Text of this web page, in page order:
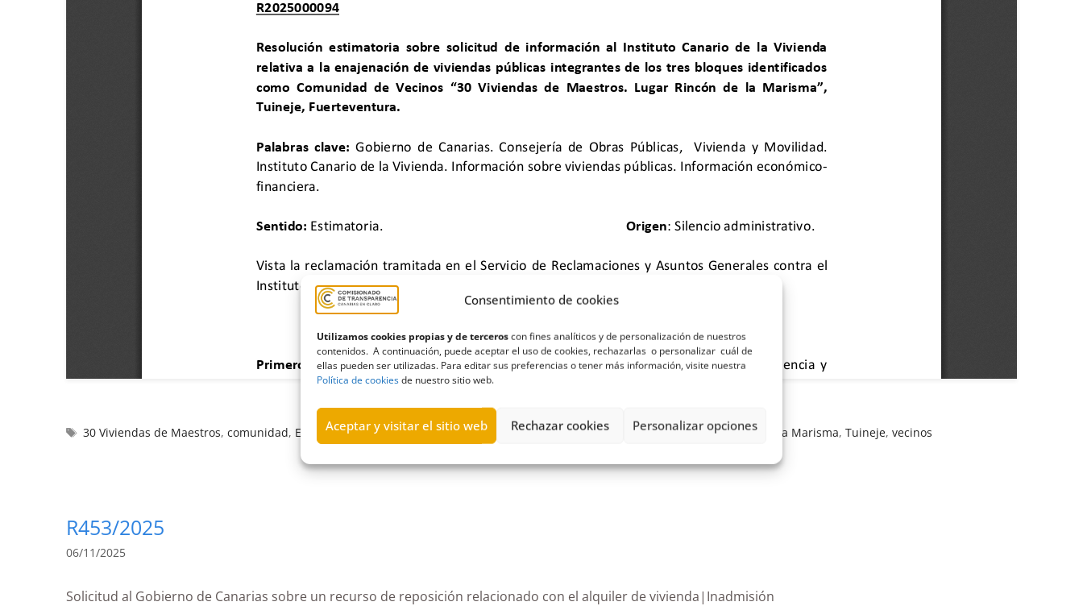
Consentimiento de cookies
Utilizamos cookies propias y de terceroscon fines analíticos y de personalización de nuestros
contenidos. A continuación, puede aceptar el uso de cookies, rechazarlas o personalizar cuál de
ellas pueden ser utilizadas. Para editar sus preferencias o tener más información, visite nuestra
Política de cookiesde nuestro sitio web.
Aceptar y visitar el sitio web Rechazar cookies Personalizar opciones
30 Viviendas de Maestros,comunidad, Estimatoria,Fuerteventura,Gobierno de Canarias ,Icavi,Instituto Canario de la Vivienda La Marisma,Tuineje,vecinos
R453/2025
06/11/2025
Solicitud al Gobierno de Canarias sobre un recurso de reposición relacionado con el alquiler de vivienda|Inadmisión